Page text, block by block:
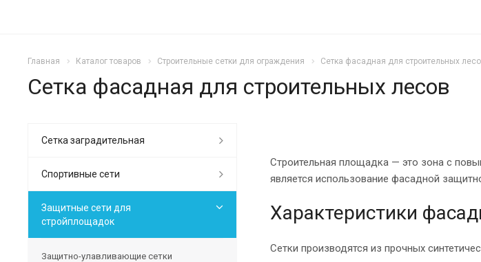
Главная Каталог товаров Строительные сетки для ограждения Сетка фасадная для строительных
Сетка фасадная для строительных лесов
Строительная площадка — это зона с
является использование фасадной
Характеристики
Сетки производятся из прочных
Сетка заградительная
Спортивные сети
Защитные сети для
стройплощадок
Защитно-улавливающие сетки